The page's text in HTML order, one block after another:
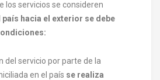
los servicios se consideren
país hacia el exterior se debe
del servicio por parte de la
en el país se realiza